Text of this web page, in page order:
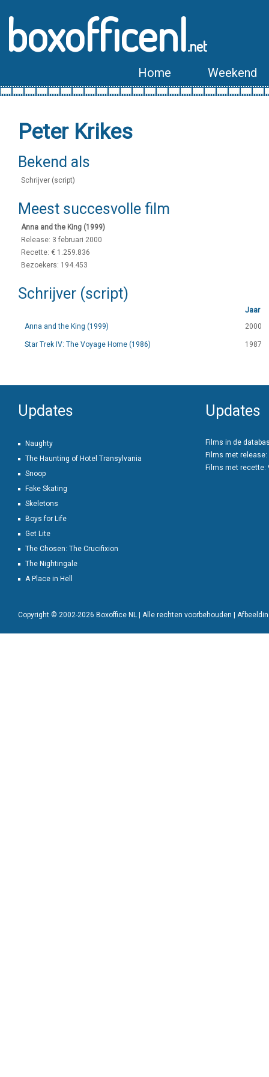
boxofficenl.net
Home Weekend
Peter Krikes
Bekend als
Schrijver (script)
Meest succesvolle film
Anna and the King (1999)
Release: 3 februari 2000
Recette: € 1.259.836
Bezoekers: 194.453
Schrijver (script)
Jaar
Anna and the King (1999)
2000
Star Trek IV: The Voyage Home (1986) 1987
Updates
Naughty
The Haunting of Hotel Transylvania
Snoop
Fake Skating
Skeletons
Boys for Life
Get Lite
The Chosen: The Crucifixion
The Nightingale
A Place in Hell
Updates
Films in de
Films met release:
Films met recette:
Copyright © 2002-2026 Boxoffice NL | Alle rechten voorbehouden |